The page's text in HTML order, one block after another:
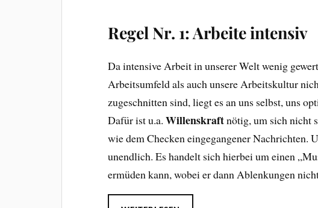
Regel Nr. 1: Arbeite intensiv
Da intensive Arbeit in unserer Welt wenig
Arbeitsumfeld als auch unsere Arbeitskultur
zugeschnitten sind, liegt es an uns selbst, uns
Dafür ist u.a.Willenskraftnötig, um sich nicht
wie dem Checken eingegangener Nachrichten.
unendlich. Es handelt sich hierbei um einen
ermüden kann, wobei er dann Ablenkungen